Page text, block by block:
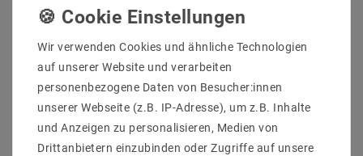
Sicher
einkaufen
Schnelle
Lieferung
Kostenlose
Beratung
Wir verwenden Cookies und ähnliche Technologien
auf unserer Website und verarbeiten
personenbezogene Daten von Besucher:innen
unserer Webseite (z.B. IP-Adresse), um z.B. Inhalte
und Anzeigen zu personalisieren, Medien von
Drittanbietern einzubinden oder Zugriffe auf unsere